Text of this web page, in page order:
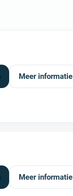
Meer informatie
Meer informatie